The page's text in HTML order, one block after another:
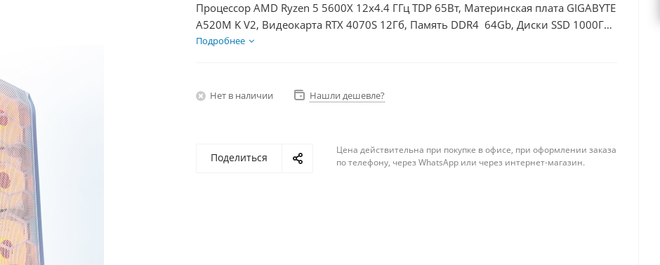
Процессор AMD Ryzen 5 5600X 12x4.4 ГГц TDP 65Вт, Материнская плата GIGABYTE
A520M K V2, Видеокарта RTX 4070S 12Гб, Память DDR4 64Gb, Диски SSD 1000Гб,
БП 750Вт
Подробнее
Нет в наличии Нашли дешевле?
Поделиться
Цена действительна при покупке в офисе, при оформлении заказа
по телефону, через WhatsApp или через интернет-магазин.